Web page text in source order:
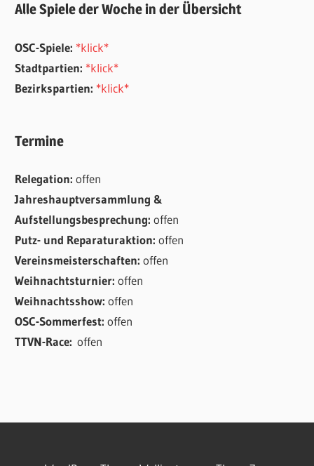
Alle Spiele der Woche in der Übersicht
OSC-Spiele: *klick*
Stadtpartien: *klick*
Bezirkspartien: *klick*
Termine
Relegation:offen
Jahreshauptversammlung &
Aufstellungsbesprechung:offen
Putz- und Reparaturaktion:offen
Vereinsmeisterschaften:offen
Weihnachtsturnier:offen
Weihnachtsshow:offen
OSC-Sommerfest:offen
TTVN-Race:offen